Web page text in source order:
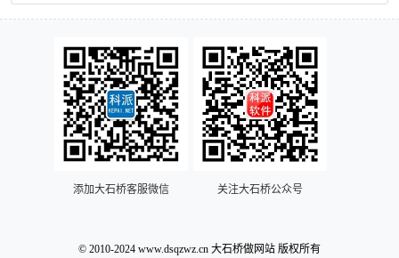
添加大石桥客服微信 关注大石桥公众号
© 2010-2024 www.dsqzwz.cn 大石桥做网站 版权所有